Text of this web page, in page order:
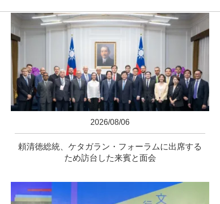
2026/08/06
頼清徳総統、ケタガラン・フォーラムに出席する
ため訪台した来賓と面会